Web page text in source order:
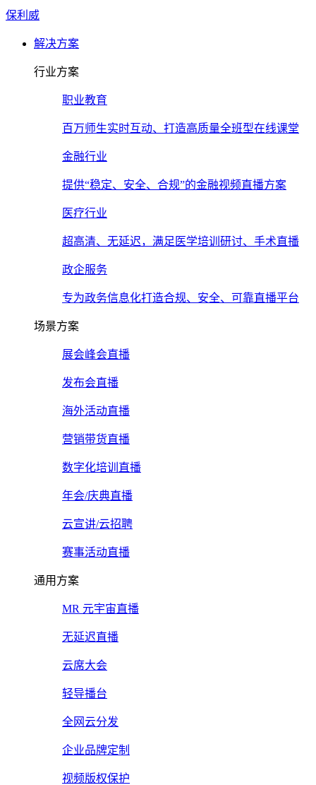
保利威
解决方案
行业方案
职业教育
百万师生实时互动、打造高质量全班型在线课堂
金融行业
提供“稳定、安全、合规”的金融视频直播方案
医疗行业
超高清、无延迟，满足医学培训研讨、手术直播
政企服务
专为政务信息化打造合规、安全、可靠直播平台
场景方案
展会峰会直播
发布会直播
海外活动直播
营销带货直播
数字化培训直播
年会/庆典直播
云宣讲/云招聘
赛事活动直播
通用方案
MR 元宇宙直播
无延迟直播
云席大会
轻导播台
全网云分发
企业品牌定制
视频版权保护